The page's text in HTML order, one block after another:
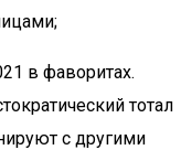
в фаворитах.
тотал
с другими